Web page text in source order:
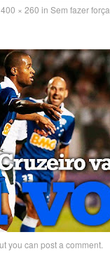
400 × 260 inSem fazer força.
you canpost a comment